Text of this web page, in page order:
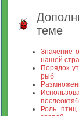
теме
Значение
нашей
Порядок
рыб
Роль